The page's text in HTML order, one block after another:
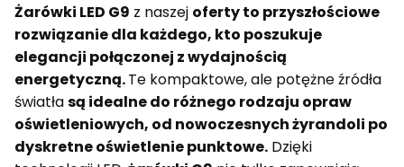
Żarówki LED G9 z naszej oferty to przyszłościowe
rozwiązanie dla każdego, kto poszukuje
elegancji połączonej z wydajnością
energetyczną.Te kompaktowe, ale potężne źródła
światłasą idealne do różnego rodzaju opraw
oświetleniowych, od nowoczesnych żyrandoli po
dyskretne oświetlenie punktowe. Dzięki